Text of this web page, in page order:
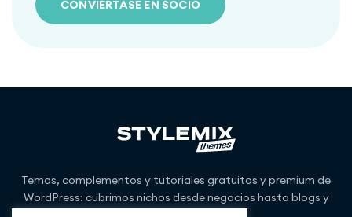
CONVIÉRTASE EN SOCIO
Temas, complementos y tutoriales gratuitos y premium de
WordPress: cubrimos nichos desde negocios hasta blogs y